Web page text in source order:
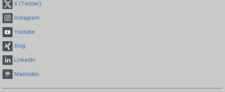
X (Twitter)
Instagram
Youtube
Xing
LinkedIn
Mastodon